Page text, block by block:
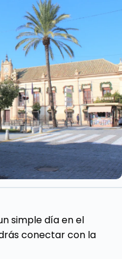
simple día en el
conectar con la